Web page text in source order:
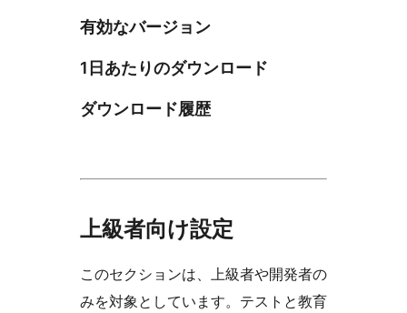
有効なバージョン
1日あたりのダウンロード
ダウンロード履歴
上級者向け設定
このセクションは、上級者や開発者の
みを対象としています。テストと教育